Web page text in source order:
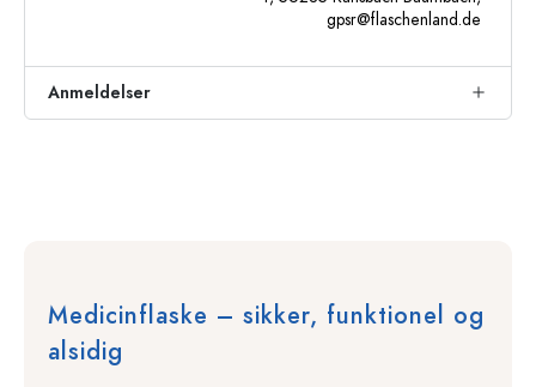
gpsr@flaschenland.de
Anmeldelser
Medicinflaske – sikker, funktionel og
alsidig